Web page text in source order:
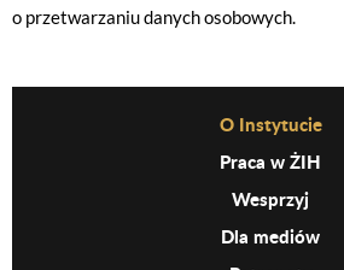
o przetwarzaniu danych osobowych.
Before Footer MenuO Instytucie
Praca w ŻIH
Wesprzyj
Dla mediów